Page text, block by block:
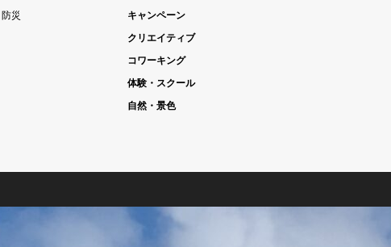
防災
キャンペーン
クリエイティブ
コワーキング
体験・スクール
自然・景色